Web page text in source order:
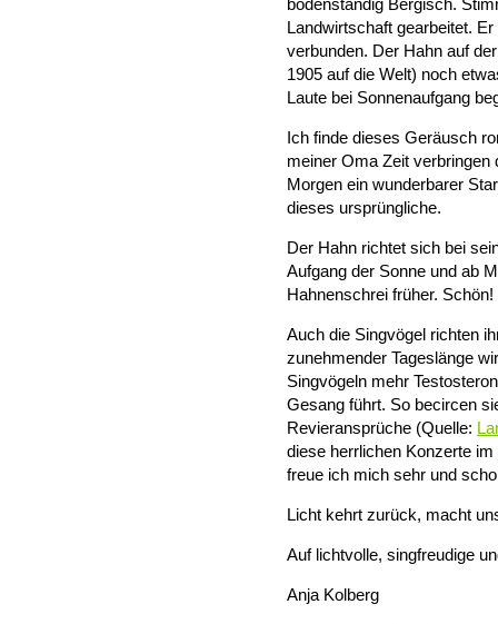
bodenständig Bergisch.
Landwirtschaft gearbeitet.
verbunden. Der Hahn auf
1905 auf die Welt) noch
Laute bei Sonnenaufgang
Ich finde dieses Geräusch
meiner Oma Zeit
Morgen ein wunderbarer
dieses ursprüngliche.
Der Hahn richtet sich bei
Aufgang der Sonne und ab
Hahnenschrei früher. Schön!
Auch die Singvögel richten
zunehmender Tageslänge
Singvögeln mehr
Gesang führt. So becircen
Revieransprüche (Quelle:
diese herrlichen Konzerte
freue ich mich sehr und
Licht kehrt zurück, macht
Auf lichtvolle, singfreudige
Anja Kolberg